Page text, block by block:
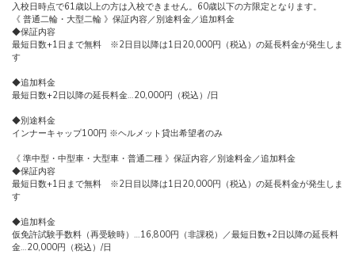
入校日時点で61歳以上の方は入校できません。60歳以下の方限定となります。
《 普通二輪・大型二輪 》保証内容／別途料金／追加料金
◆保証内容
最短日数+1日まで無料 ※2日目以降は1日20,000円（税込）の延長料金が発生しま
す
◆追加料金
最短日数+2日以降の延長料金…20,000円（税込）/日
◆別途料金
インナーキャップ100円 ※ヘルメット貸出希望者のみ
《 準中型・中型車・大型車・普通二種 》保証内容／別途料金／追加料金
◆保証内容
最短日数+1日まで無料 ※2日目以降は1日20,000円（税込）の延長料金が発生しま
す
◆追加料金
仮免許試験手数料（再受験時）…16,800円（非課税）／最短日数+2日以降の延長料
金…20,000円（税込）/日